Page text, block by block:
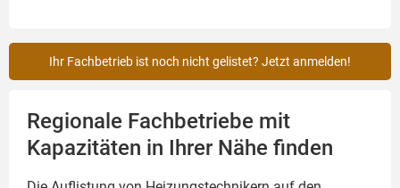
Ihr Fachbetrieb ist noch nicht gelistet? Jetzt anmelden!
Regionale Fachbetriebe mit
Kapazitäten in Ihrer Nähe finden